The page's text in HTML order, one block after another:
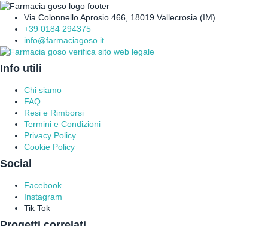
Via Colonnello Aprosio 466, 18019 Vallecrosia (IM)
+39 0184 294375
info@farmaciagoso.it
Info utili
Chi siamo
FAQ
Resi e Rimborsi
Termini e Condizioni
Privacy Policy
Cookie Policy
Social
Facebook
Instagram
Tik Tok